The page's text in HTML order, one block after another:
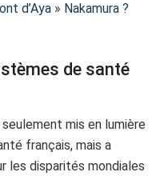
d’Aya » Nakamura ?
de santé
seulement mis en lumière
français, mais a
les disparités mondiales